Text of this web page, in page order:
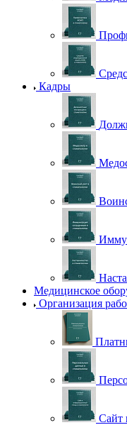
Кадры
Медицинское
Организация
Сайт